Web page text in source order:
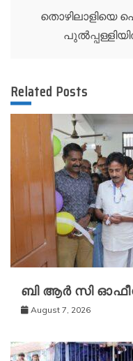
തൊഴിലാളിയെ
Related Posts
ബി ആർ സി
August 7, 2026